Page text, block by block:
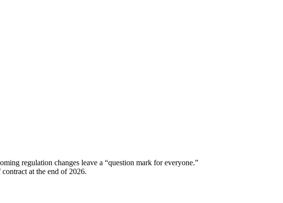
regulation changes leave a “question mark for everyone.”
at the end of 2026.